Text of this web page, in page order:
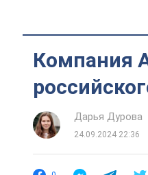
Компания
Дарья Дурова
24.09.2024 22:36